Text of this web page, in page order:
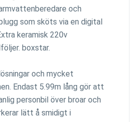
och
som sköts via en digital
keramisk 220v
boxstar.
och mycket
Endast 5.99m lång gör att
personbil över broar och
lätt å smidigt i